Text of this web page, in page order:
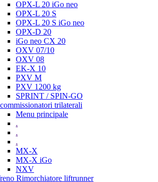
OPX-L 20 iGo neo
OPX-L 20 S
OPX-L 20 S iGo neo
OPX-D 20
iGo neo CX 20
OXV 07/10
OXV 08
EK-X 10
PXV M
PXV 1200 kg
SPRINT / SPIN-GO
trilaterali
Menu principale
.
.
.
MX-X
MX-X iGo
NXV
Rimorchiatore liftrunner